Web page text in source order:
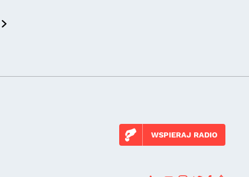
WSPIERAJ RADIO